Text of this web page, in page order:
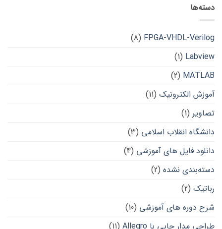
دسته‌ها
FPGA-VHDL-Verilog
(8)
Labview
(1)
MATLAB
(2)
آموزش الکترونیک (11)
تصاویر (1)
دانشگاه انقلاب اسلامی (3)
دانلود فایل های آموزشی (4)
دسته‌بندی نشده (2)
رباتیک (2)
شرح دوره های آموزشی (10)
طراحی مدار چاپی با Allegro
(11)